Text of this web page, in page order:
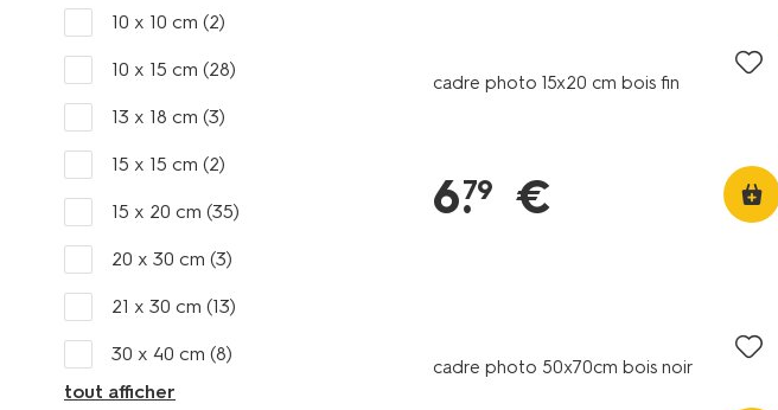
10 x 10 cm (2)
10 x 15 cm (28)
13 x 18 cm (3)
15 x 15 cm (2)
15 x 20 cm (35)
20 x 30 cm (3)
21 x 30 cm (13)
30 x 40 cm (8)
tout afficher
cadre photo 15x20 cm bois fin
6.
79 €
cadre photo 50x70cm bois noir